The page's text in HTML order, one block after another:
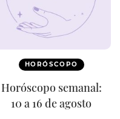
HORÓSCOPO
Horóscopo semanal:
10 a 16 de agosto